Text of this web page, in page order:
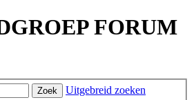
FORUM
Zoek Uitgebreid zoeken